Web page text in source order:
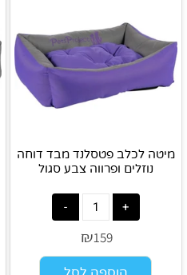
מיטה לכלב פטסלנד מבד דוחה
נוזלים ופרווה צבע סגול
₪159